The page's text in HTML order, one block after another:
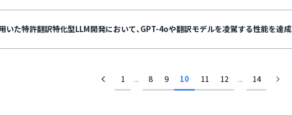
いた特許翻訳特化型LLM開発において、GPT-4oや翻訳モデルを凌駕する性能を達成
1 ... 8 9 10 11 12 ... 14